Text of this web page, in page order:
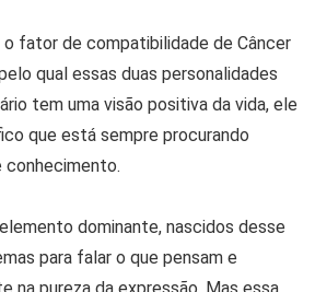
o fator de compatibilidade de Câncer
qual essas duas personalidades
tem uma visão positiva da vida, ele
que está sempre procurando
conhecimento.
dominante, nascidos desse
para falar o que pensam e